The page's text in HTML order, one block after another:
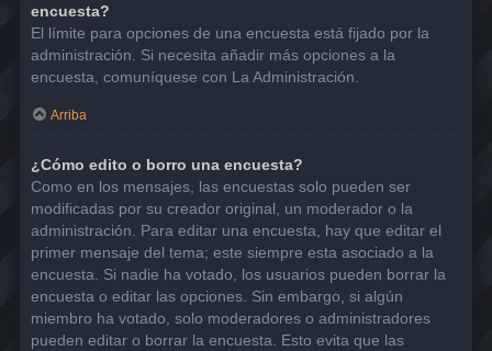
encuesta?
El límite para opciones de una encuesta está fijado por la
administración. Si necesita añadir más opciones a la
encuesta, comuníquese con La Administración.
Arriba
¿Cómo edito o borro una encuesta?
Como en los mensajes, las encuestas solo pueden ser
modificadas por su creador original, un moderador o la
administración. Para editar una encuesta, hay que editar el
primer mensaje del tema; este siempre esta asociado a la
encuesta. Si nadie ha votado, los usuarios pueden borrar la
encuesta o editar las opciones. Sin embargo, si algún
miembro ha votado, solo moderadores o administradores
pueden editar o borrar la encuesta. Esto evita que las